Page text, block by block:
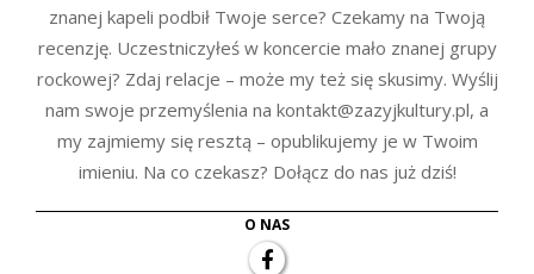
znanej kapeli podbił Twoje serce? Czekamy na Twoją
recenzję. Uczestniczyłeś w koncercie mało znanej grupy
rockowej? Zdaj relacje – może my też się skusimy. Wyślij
nam swoje przemyślenia na kontakt@zazyjkultury.pl, a
my zajmiemy się resztą – opublikujemy je w Twoim
imieniu. Na co czekasz? Dołącz do nas już dziś!
O NAS